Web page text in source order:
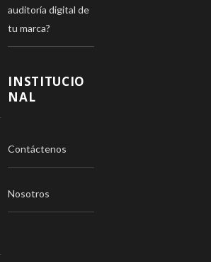
auditoría digital de
tu marca?
INSTITUCIO
NAL
Contáctenos
Nosotros